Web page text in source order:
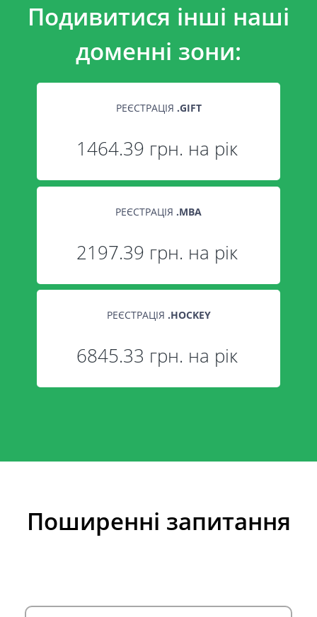
Подивитися інші наші
доменні зони:
РЕЄСТРАЦІЯ .GIFT
1464.39 грн. на рік
РЕЄСТРАЦІЯ .MBA
2197.39 грн. на рік
РЕЄСТРАЦІЯ .HOCKEY
6845.33 грн. на рік
Поширенні запитання